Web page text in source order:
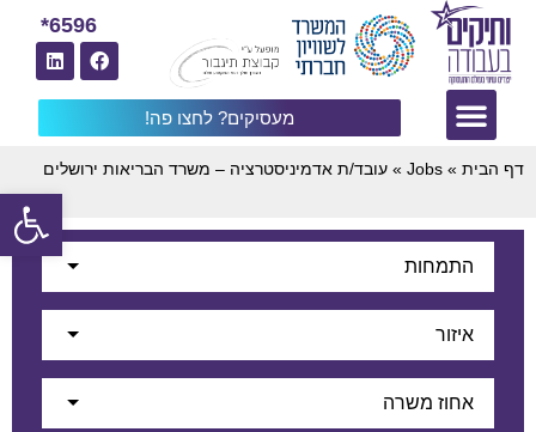
מעסיקים? לחצו פה!
6596*
דף הבית »
Jobs
» עובד/ת אדמיניסטרציה – משרד הבריאות ירושלים
התמחות
איזור
אחוז משרה